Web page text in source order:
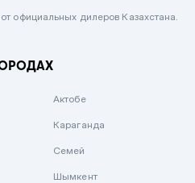
официальных дилеров Казахстана.
Актобе
Караганда
Семей
Шымкент